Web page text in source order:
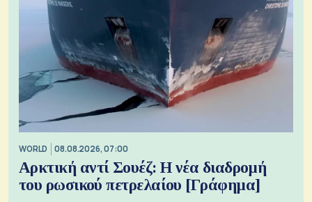
WORLD 08.08.2026, 07:00
Αρκτική αντί Σουέζ: Η νέα διαδρομή
του ρωσικού πετρελαίου [Γράφημα]